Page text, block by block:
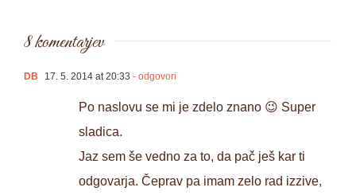
8 komentarjev
DB 17. 5. 2014 at 20:33 - odgovori
Po naslovu se mi je zdelo znano 😉 Super
sladica.
Jaz sem še vedno za to, da pač ješ kar ti
odgovarja. Čeprav pa imam zelo rad izzive,